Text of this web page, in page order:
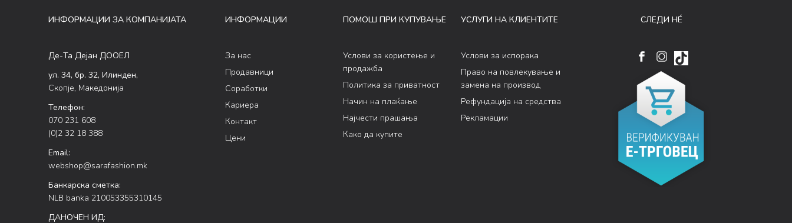
ИНФОРМАЦИИ ЗА КОМПАНИЈАТА
Де-Та Дејан ДООЕЛ
ул. 34, бр. 32, Илинден,
Скопје, Македонија
Телефон:
070 231 608
(0)2 32 18 388
Email:
webshop@sarafashion.mk
Банкарска сметка:
NLB banka 210053355310145
ДАНОЧЕН ИД:
ИНФОРМАЦИИ
За нас
Продавници
Соработки
Кариера
Контакт
Цени
ПОМОШ ПРИ КУПУВАЊЕ
Услови за користење и
продажба
Политика за приватност
Начин на плаќање
Најчести прашања
Како да купите
УСЛУГИ НА КЛИЕНТИТЕ
Услови за испорака
Право на повлекување и
замена на производ
Рефундација на средства
Рекламации
СЛЕДИ НÉ